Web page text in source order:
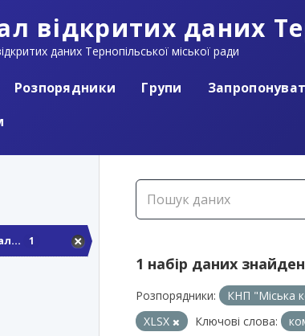
відкритих даних
даних Тернопільської міської ради
Розпорядники Групи
1
1 набір даних
Розпорядники: КНП "Міська
XLSX
Ключові слова: